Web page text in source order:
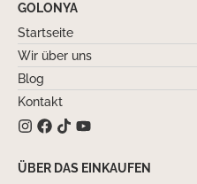
GOLONYA
Startseite
Wir über uns
Blog
Kontakt
ÜBER DAS EINKAUFEN